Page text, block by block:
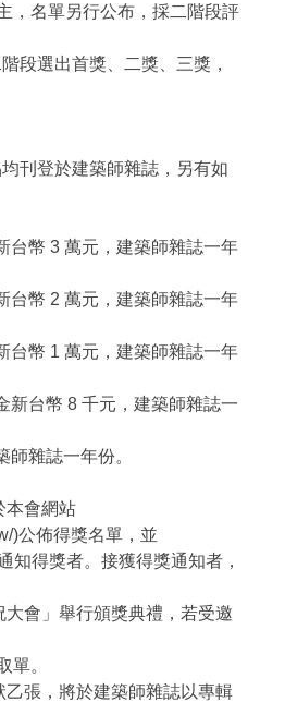
，名單另行公布，採二階段評
段選出首獎、二獎、三獎，
刊登於建築師雜誌，另有如
台幣 3 萬元，建築師雜誌一年
台幣 2 萬元，建築師雜誌一年
台幣 1 萬元，建築師雜誌一年
新台幣 8 千元，建築師雜誌一
師雜誌一年份。
本會網站
)公佈得獎名單，並
知得獎者。接獲得獎通知者，
大會」舉行頒獎典禮，若受邀
單。
乙張，將於建築師雜誌以專輯